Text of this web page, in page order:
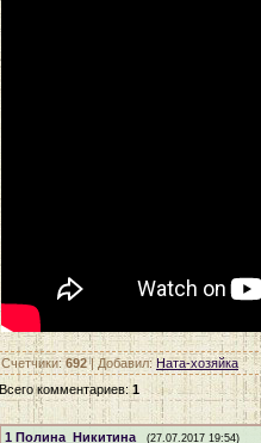
Счетчики:692| Добавил: Ната-хозяйка
Всего комментариев: 1
1 Полина_Никитина (27.07.2017 19:54)